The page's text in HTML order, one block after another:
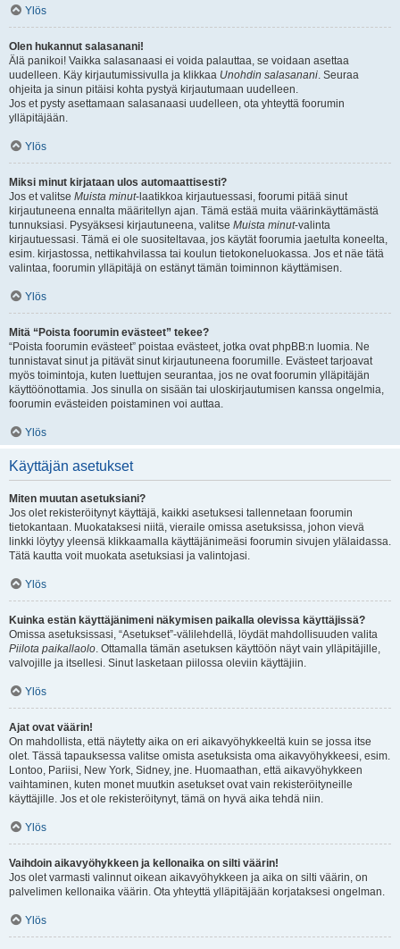
Ylös
Olen hukannut salasanani!
Älä panikoi! Vaikka salasanaasi ei voida palauttaa, se voidaan asettaa
uudelleen. Käy kirjautumissivulla ja klikkaa Unohdin salasanani. Seuraa
ohjeita ja sinun pitäisi kohta pystyä kirjautumaan uudelleen.
Jos et pysty asettamaan salasanaasi uudelleen, ota yhteyttä foorumin
ylläpitäjään.
Ylös
Miksi minut kirjataan ulos automaattisesti?
Jos et valitse Muista minut-laatikkoa kirjautuessasi, foorumi pitää sinut
kirjautuneena ennalta määritellyn ajan. Tämä estää muita väärinkäyttämästä
tunnuksiasi. Pysyäksesi kirjautuneena, valitse Muista minut-valinta
kirjautuessasi. Tämä ei ole suositeltavaa, jos käytät foorumia jaetulta koneelta,
esim. kirjastossa, nettikahvilassa tai koulun tietokoneluokassa. Jos et näe tätä
valintaa, foorumin ylläpitäjä on estänyt tämän toiminnon käyttämisen.
Ylös
Mitä “Poista foorumin evästeet” tekee?
“Poista foorumin evästeet” poistaa evästeet, jotka ovat phpBB:n luomia. Ne
tunnistavat sinut ja pitävät sinut kirjautuneena foorumille. Evästeet tarjoavat
myös toimintoja, kuten luettujen seurantaa, jos ne ovat foorumin ylläpitäjän
käyttöönottamia. Jos sinulla on sisään tai uloskirjautumisen kanssa ongelmia,
foorumin evästeiden poistaminen voi auttaa.
Ylös
Käyttäjän asetukset
Miten muutan asetuksiani?
Jos olet rekisteröitynyt käyttäjä, kaikki asetuksesi tallennetaan foorumin
tietokantaan. Muokataksesi niitä, vieraile omissa asetuksissa, johon vievä
linkki löytyy yleensä klikkaamalla käyttäjänimeäsi foorumin sivujen ylälaidassa.
Tätä kautta voit muokata asetuksiasi ja valintojasi.
Ylös
Kuinka estän käyttäjänimeni näkymisen paikalla olevissa käyttäjissä?
Omissa asetuksissasi, “Asetukset”-välilehdellä, löydät mahdollisuuden valita
Piilota paikallaolo. Ottamalla tämän asetuksen käyttöön näyt vain ylläpitäjille,
valvojille ja itsellesi. Sinut lasketaan piilossa oleviin käyttäjiin.
Ylös
Ajat ovat väärin!
On mahdollista, että näytetty aika on eri aikavyöhykkeeltä kuin se jossa itse
olet. Tässä tapauksessa valitse omista asetuksista oma aikavyöhykkeesi, esim.
Lontoo, Pariisi, New York, Sidney, jne. Huomaathan, että aikavyöhykkeen
vaihtaminen, kuten monet muutkin asetukset ovat vain rekisteröityneille
käyttäjille. Jos et ole rekisteröitynyt, tämä on hyvä aika tehdä niin.
Ylös
Vaihdoin aikavyöhykkeen ja kellonaika on silti väärin!
Jos olet varmasti valinnut oikean aikavyöhykkeen ja aika on silti väärin, on
palvelimen kellonaika väärin. Ota yhteyttä ylläpitäjään korjataksesi ongelman.
Ylös